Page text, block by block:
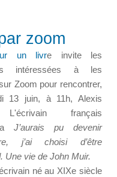
zoom
un livre invite les
intéressées à les
Zoom pour rencontrer,
13 juin, à 11h, Alexis
français
J’aurais pu devenir
j’ai choisi d’être
Une vie de John Muir.
né au XIXe siècle